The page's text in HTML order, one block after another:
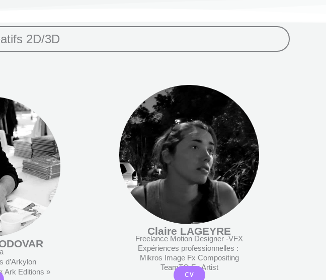
2D/3D
d’Arkylon
Ark Editions »
Claire LAGEYRE
Freelance Motion Designer -VFX
Expériences professionnelles :
Mikros Image Fx Compositing
TeamTO Fx Artist
CV